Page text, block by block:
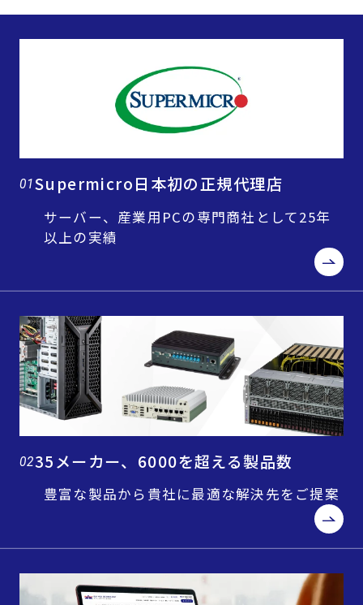
01Supermicro日本初の正規代理店
サーバー、産業用PCの専門商社として25年
以上の実績
0235メーカー、6000を超える製品数
豊富な製品から貴社に最適な解決先をご提案